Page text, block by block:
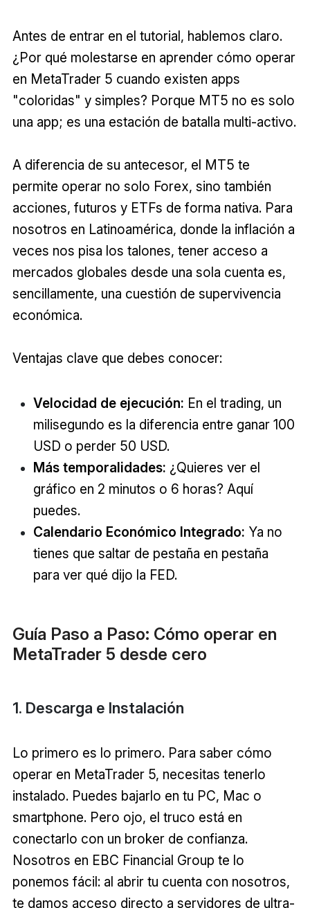
Antes de entrar en el tutorial, hablemos claro.
¿Por qué molestarse en aprender cómo operar
en MetaTrader 5 cuando existen apps
"coloridas" y simples? Porque MT5 no es solo
una app; es una estación de batalla multi-activo.
A diferencia de su antecesor, el MT5 te
permite operar no solo Forex, sino también
acciones, futuros y ETFs de forma nativa. Para
nosotros en Latinoamérica, donde la inflación a
veces nos pisa los talones, tener acceso a
mercados globales desde una sola cuenta es,
sencillamente, una cuestión de supervivencia
económica.
Ventajas clave que debes conocer:
Velocidad de ejecución: En el trading, un
milisegundo es la diferencia entre ganar 100
USD o perder 50 USD.
Más temporalidades: ¿Quieres ver el
gráfico en 2 minutos o 6 horas? Aquí
puedes.
Calendario Económico Integrado: Ya no
tienes que saltar de pestaña en pestaña
para ver qué dijo la FED.
Guía Paso a Paso: Cómo operar en
MetaTrader 5 desde cero
1. Descarga e Instalación
Lo primero es lo primero. Para saber cómo
operar en MetaTrader 5, necesitas tenerlo
instalado. Puedes bajarlo en tu PC, Mac o
smartphone. Pero ojo, el truco está en
conectarlo con un broker de confianza.
Nosotros en EBC Financial Group te lo
ponemos fácil: al abrir tu cuenta con nosotros,
te damos acceso directo a servidores de ultra-